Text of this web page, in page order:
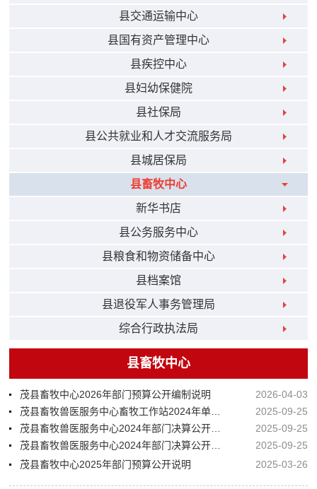
县交通运输中心
县国有资产管理中心
县疾控中心
县妇幼保健院
县社保局
县公共就业和人才交流服务局
县城居保局
县畜牧中心
新华书店
县公务服务中心
县粮食和物资储备中心
县档案馆
县退役军人事务管理局
综合行政执法局
县畜牧中心
茂县畜牧中心2026年部门预算公开编制说明
2026-04-03
2025-09-25
2025-09-25
2025-09-25
茂县畜牧中心2025年部门预算公开说明
2025-03-26